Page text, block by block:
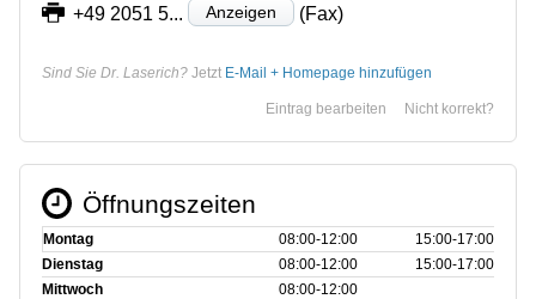
+49 2051 5... Anzeigen (Fax)
Sind Sie Dr. Laserich? Jetzt E-Mail + Homepage hinzufügen
Nicht korrekt?
Eintrag bearbeiten
Öffnungszeiten
Montag 08:00‑12:00
15:00‑17:00
Dienstag
08:00‑12:00
15:00‑17:00
Mittwoch
08:00‑12:00